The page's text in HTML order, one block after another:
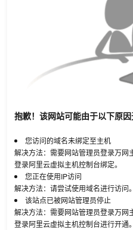
抱歉！该网站可能由于以下原因
您访问的域名未绑定至主机
解决方法：需要网站管理员登录万
登录阿里云虚拟主机控制台绑定。
您正在使用IP访问
解决方法：请尝试使用域名进行访问。
该站点已被网站管理员停止
解决方法：需要网站管理员登录万
登录阿里云虚拟主机控制台进行开通。